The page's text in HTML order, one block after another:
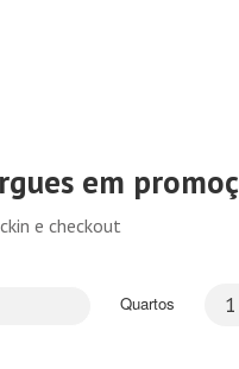
em
e checkout
Quartos 1